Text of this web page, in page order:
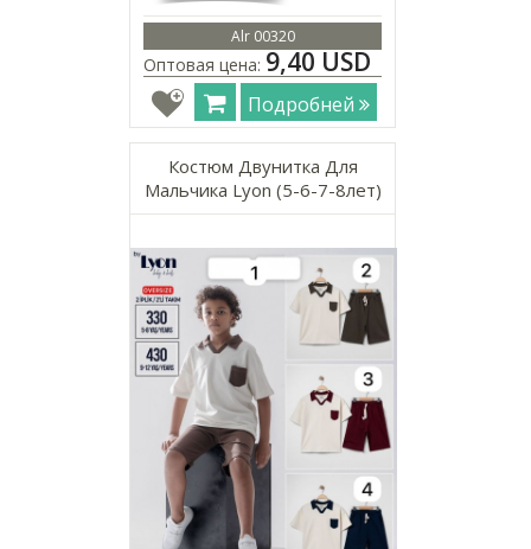
Alr 00320
Оптовая цена: 9,40 USD
Подробней
Костюм Двунитка Для
Мальчика Lyon (5-6-7-8лет)